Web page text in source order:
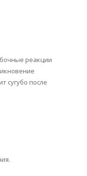
реакции
сугубо после